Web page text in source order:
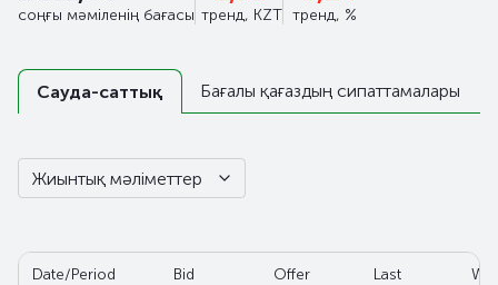
соңғы мәміленің бағасы тренд, KZT тренд, %
Сауда-саттық Бағалы қағаздың сипаттамалары
Жиынтық мәліметтер
Date/Period Bid Offer Last W-